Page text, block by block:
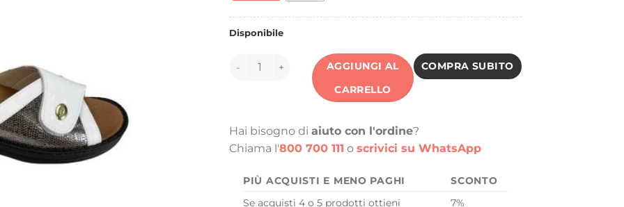
Disponibile
151918 quantità
AGGIUNGI AL
CARRELLO
COMPRA SUBITO
Hai bisogno di aiuto con l'ordine?
Chiama l'800 700 111 o scrivici su WhatsApp
PIÙ ACQUISTI E MENO PAGHI
SCONTO
Se acquisti 4 o 5 prodotti ottieni
7%